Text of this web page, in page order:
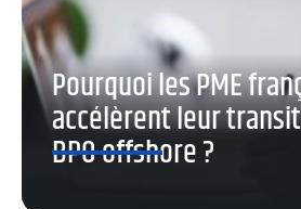
Pourquoi les PME
accélèrent leur
BPO offshore ?